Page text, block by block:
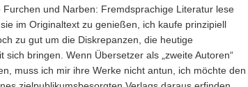
und Narben: Fremdsprachige Literatur lese
im Originaltext zu genießen, ich kaufe prinzipiell
zu gut um die Diskrepanzen, die heutige
bringen. Wenn Übersetzer als „zweite Autoren“
muss ich mir ihre Werke nicht antun, ich möchte den